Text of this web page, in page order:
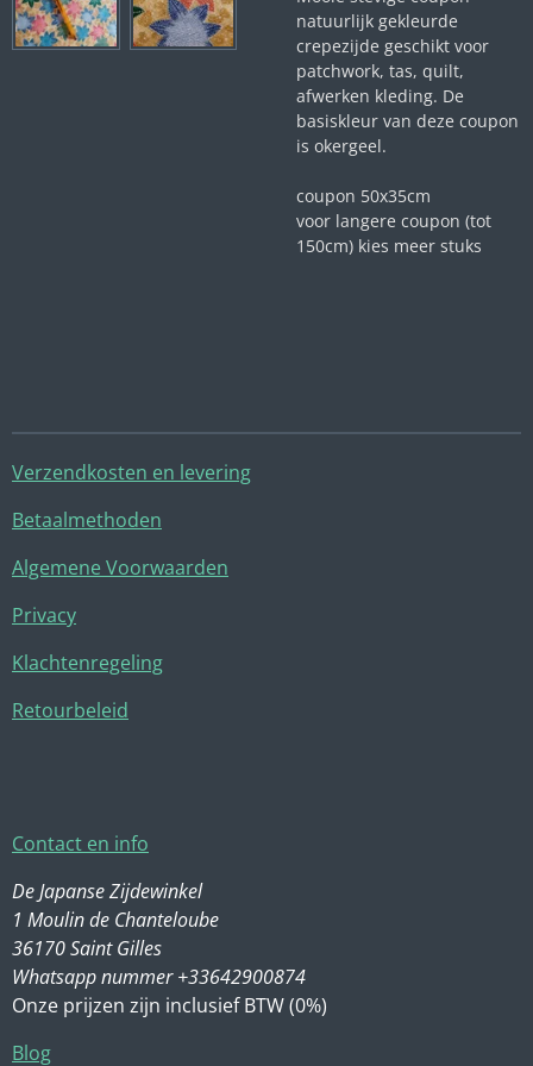
natuurlijk gekleurde
crepezijde geschikt voor
patchwork, tas, quilt,
afwerken kleding. De
basiskleur van deze coupon
is okergeel.
coupon 50x35cm
voor langere coupon (tot
150cm) kies meer stuks
Verzendkosten en levering
Betaalmethoden
Algemene Voorwaarden
Privacy
Klachtenregeling
Retourbeleid
Contact en info
De Japanse Zijdewinkel
1 Moulin de Chanteloube
36170 Saint Gilles
Whatsapp nummer +33642900874
Onze prijzen zijn inclusief BTW (0%)
Blog